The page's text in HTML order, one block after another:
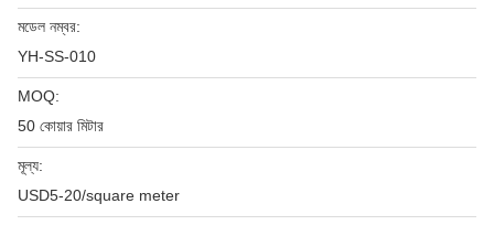
মডেল নম্বর:
YH-SS-010
MOQ:
50 কোয়ার মিটার
মূল্য:
USD5-20/square meter